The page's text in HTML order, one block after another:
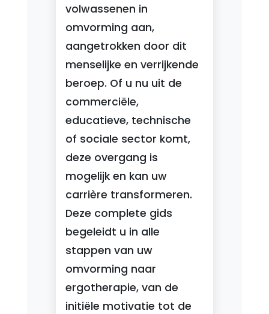
volwassenen in
omvorming aan,
aangetrokken door dit
menselijke en verrijkende
beroep. Of u nu uit de
commerciële,
educatieve, technische
of sociale sector komt,
deze overgang is
mogelijk en kan uw
carrière transformeren.
Deze complete gids
begeleidt u in alle
stappen van uw
omvorming naar
ergotherapie, van de
initiële motivatie tot de